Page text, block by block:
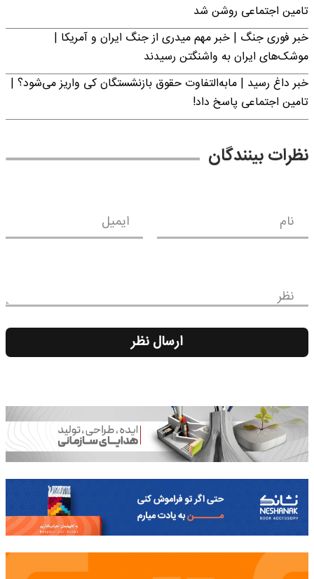
تامین اجتماعی روشن شد
خبر فوری جنگ | خبر مهم میدری از جنگ ایران و آمریکا |
موشک‌های ایران به واشنگتن رسیدند
خبر داغ رسید | مابه‌التفاوت حقوق بازنشستگان کی واریز می‌شود؟ |
تامین اجتماعی پاسخ داد!
نظرات بینندگان
نام ایمیل
نظر
ارسال نظر